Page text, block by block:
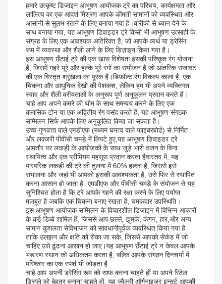
हमारे उत्कृष्ट डिजाइन आभूषण आयोजक ट्रे का परिचय, कार्यक्षमता और
लालित्य का एक आदर्श मिश्रण आपके कीमती सामानों को व्यवस्थित और
आसानी से सुलभ रखने के लिए बनाया गया है।बारीकी से ध्यान देने के
साथ बनाया गया, यह आभूषण डिवाइडर ट्रे किसी भी आभूषण उत्साही के
संग्रह के लिए एक आवश्यक अतिरिक्त है, जो आपके व्यर्थ या ड्रेसिंग
रूम में व्यवस्था और शैली लाने के लिए डिज़ाइन किया गया है।
इस आभूषण छँटाई ट्रे की एक ख़ास विशेषता इसकी परिष्कृत रंग योजना
है, जिसमें गहरे भूरे और हल्के भूरे रंगों का संयोजन है जो आंतरिक सजावट
की एक विस्तृत श्रृंखला का पूरक है।डिफ़ॉल्ट रंग विकल्प काला है, एक
चिकना और आधुनिक देखो की पेशकश, लेकिन हम भी अपने व्यक्तिगत
स्वाद और शैली वरीयताओं के अनुरूप पूर्ण अनुकूलन प्रदान करते हैं।
चाहे आप अपने कमरे की थीम के साथ समन्वय करने के लिए एक
क्लासिक टोन या एक अद्वितीय रंग पसंद करते हैं, यह आभूषण संगठक
सम्मिलन सिर्फ आपके लिए अनुकूलित किया जा सकता है।
उच्च गुणवत्ता वाले एमडीएफ (मध्यम घनत्व वाले फाइबरबोर्ड) से निर्मित
और लक्जरी पीवीसी चमड़े में लिपटे हुए,यह आभूषण डिवाइडर ट्रे
आमतौर पर लकड़ी के आयोजकों के साथ जुड़े भारी वजन के बिना
स्थायित्व और एक प्रीमियम महसूस प्रदान करता हैवास्तव में, यह
पारंपरिक लकड़ी की ट्रे की तुलना में 60% हल्का है, जिससे इसे
संभालना और जहां भी आपको इसकी आवश्यकता है, उसे फिर से स्थापित
करना आसान हो जाता है।एमडीएफ और पीवीसी चमड़े के संयोजन से यह
सुनिश्चित होता है कि ट्रे आपके गहने की रक्षा करने के लिए पर्याप्त
मजबूत है जबकि एक चिकना बनाए रखता है, चमकदार उपस्थिति।
इस आभूषण आयोजक सम्मिलन के विचारशील डिजाइन में विभिन्न आकारों
के कई डिब्बे शामिल हैं, जिससे आप छल्ले, झुमके, कंगन, हार,और अन्य
सामान कुशलता सेविभाजन को सावधानीपूर्वक व्यवस्थित किया गया है
ताकि उलझन और क्षति को रोका जा सके, जिससे आपको सेकंड में जो
चाहिए उसे ढूंढना आसान हो जाए।यह आभूषण छँटाई ट्रे न केवल आपके
भंडारण स्थान को अधिकतम करता है, बल्कि आपके संगठन दिनचर्या में
परिष्कार का एक स्पर्श भी जोड़ता है.
चाहे आप अपनी ड्रेसिंग रूम को साफ करना चाहते हों या अपने रिटेल
डिस्प्ले को बेहतर बनाना चाहते हों, यह ज्वैलरी ऑर्गनाइज़र इन्सर्ट आपकी